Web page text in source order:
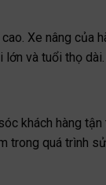
Xe nâng của
lớn và tuổi thọ dài.
khách hàng
trong quá trình